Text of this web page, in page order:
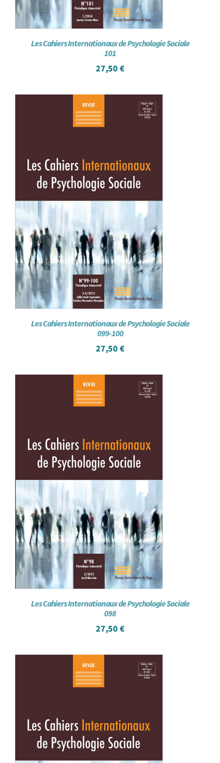
Les Cahiers Internationaux de Psychologie Sociale
101
27,50 €
Les Cahiers Internationaux de Psychologie Sociale
099-100
27,50 €
Les Cahiers Internationaux de Psychologie Sociale
098
27,50 €